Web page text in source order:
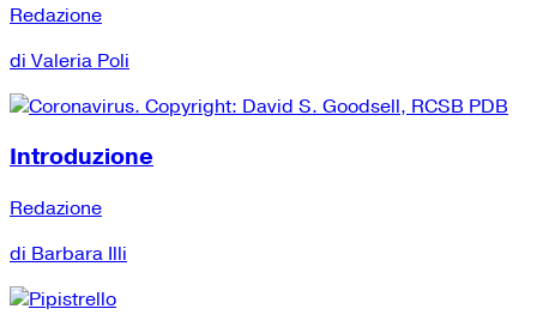
Redazione
di Valeria Poli
Introduzione
Redazione
di Barbara Illi